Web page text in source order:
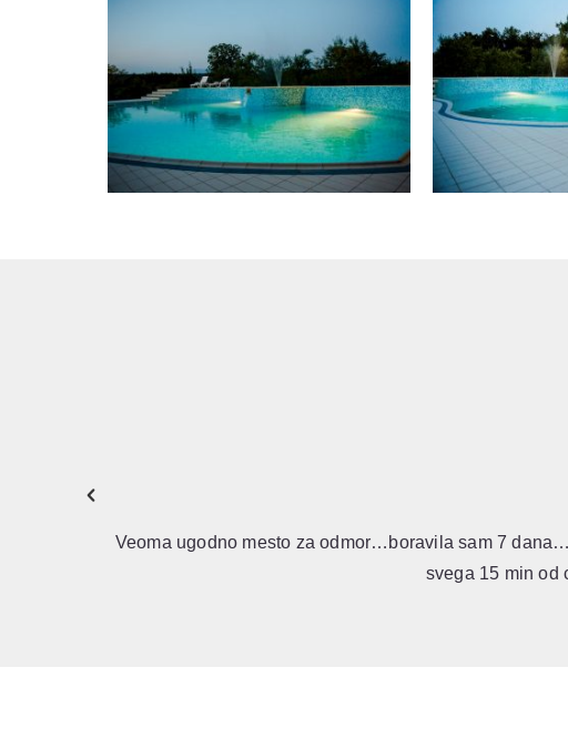
Wonderful family run guest house within the Ostojic
tasting tour of local vineyards (including